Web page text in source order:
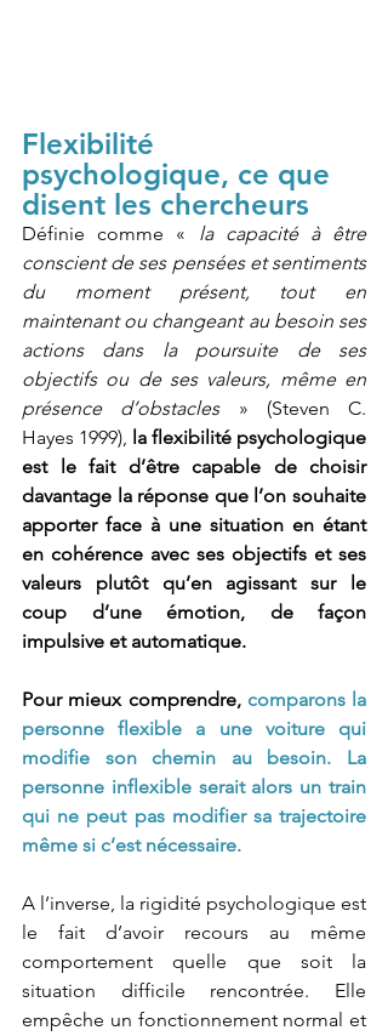
Flexibilité
psychologique, ce que
disent les chercheurs
Définie comme « la capacité à être
conscient de ses pensées et sentiments
du moment présent, tout en
maintenant ou changeant au besoin ses
actions dans la poursuite de ses
objectifs ou de ses valeurs, même en
présence d’obstacles » (Steven C.
Hayes 1999), la flexibilité psychologique
est le fait d’être capable de choisir
davantage la réponse que l’on souhaite
apporter face à une situation en étant
en cohérence avec ses objectifs et ses
valeurs plutôt qu’en agissant sur le
coup d’une émotion, de façon
impulsive et automatique.
Pour mieux comprendre, comparons la
personne flexible a une voiture qui
modifie son chemin au besoin. La
personne inflexible serait alors un train
qui ne peut pas modifier sa trajectoire
même si c’est nécessaire.
A l’inverse, la rigidité psychologique est
le fait d’avoir recours au même
comportement quelle que soit la
situation difficile rencontrée. Elle
empêche un fonctionnement normal et